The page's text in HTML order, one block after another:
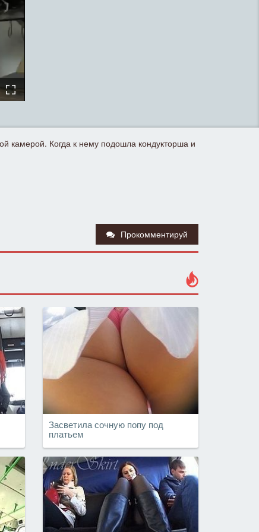
камерой. Когда к нему подошла кондукторша и
Прокомментируй
Засветила сочную попу под
платьем